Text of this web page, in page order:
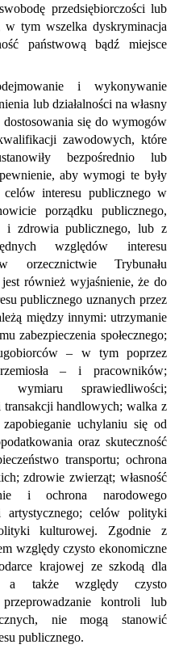
przedsiębiorczości lub
w tym wszelka dyskryminacja
państwową bądź miejsce
i wykonywanie
lub działalności na własny
się do wymogów
zawodowych, które
bezpośrednio lub
aby wymogi te były
interesu publicznego w
porządku publicznego,
i zdrowia publicznego, lub z
względów interesu
orzecznictwie Trybunału
również wyjaśnienie, że do
publicznego uznanych przez
między innymi: utrzymanie
zabezpieczenia społecznego;
– w tym poprzez
– i pracowników;
wymiaru sprawiedliwości;
handlowych; walka z
uchylaniu się od
oraz skuteczność
transportu; ochrona
zdrowie zwierząt; własność
i ochrona narodowego
artystycznego; celów polityki
kulturowej. Zgodnie z
względy czysto ekonomiczne
krajowej ze szkodą dla
a także względy czysto
kontroli lub
nie mogą stanowić
publicznego.